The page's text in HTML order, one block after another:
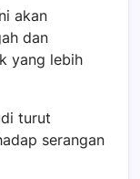
akan
dan
yang lebih
turut
serangan